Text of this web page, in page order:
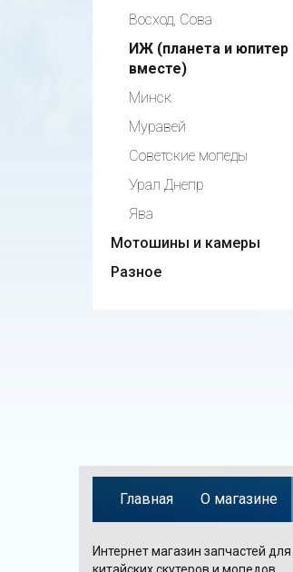
Восход, Сова
ИЖ (планета и юпитер
вместе)
Минск
Муравей
Советские мопеды
Урал Днепр
Ява
Мотошины и камеры
Разное
Главная О магазине
Интернет магазин запчастей